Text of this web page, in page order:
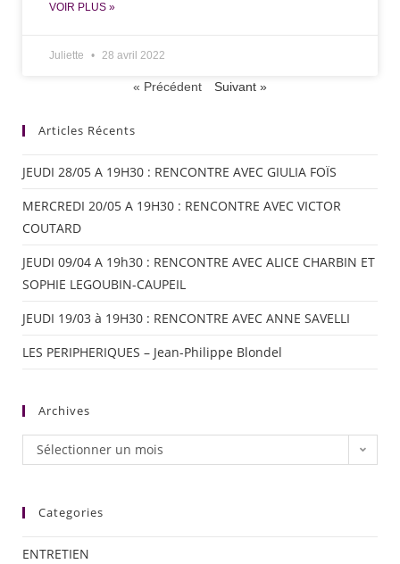
VOIR PLUS »
Juliette 28 avril 2022
« Précédent Suivant »
Articles Récents
JEUDI 28/05 A 19H30 : RENCONTRE AVEC GIULIA FOÏS
MERCREDI 20/05 A 19H30 : RENCONTRE AVEC VICTOR
COUTARD
JEUDI 09/04 A 19h30 : RENCONTRE AVEC ALICE CHARBIN ET
SOPHIE LEGOUBIN-CAUPEIL
JEUDI 19/03 à 19H30 : RENCONTRE AVEC ANNE SAVELLI
LES PERIPHERIQUES – Jean-Philippe Blondel
Archives
Sélectionner un mois
Categories
ENTRETIEN